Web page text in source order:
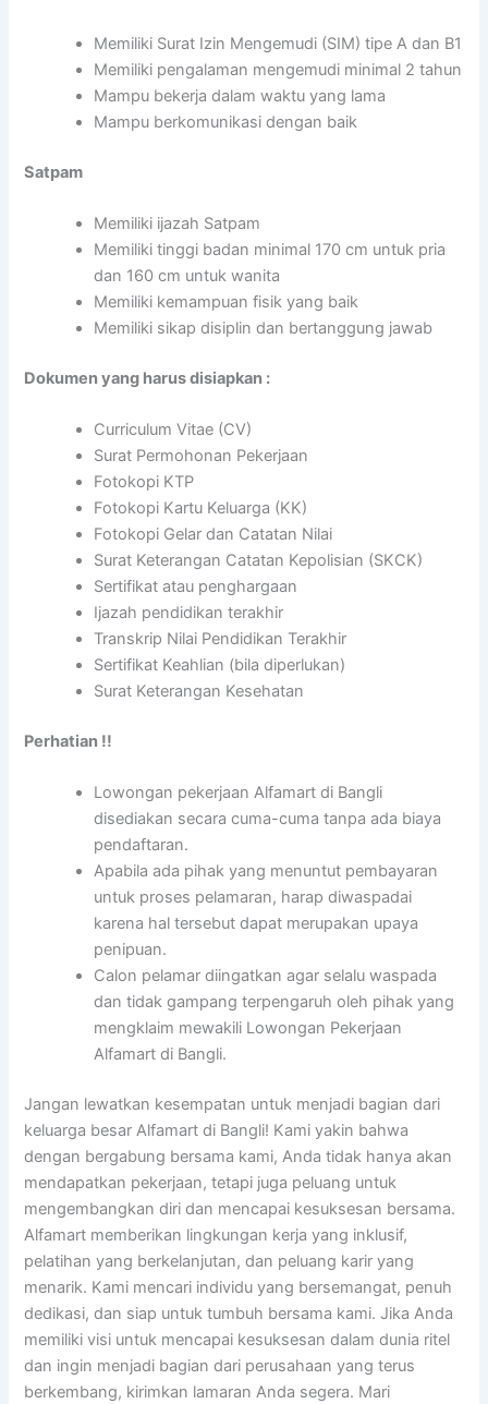
Memiliki Surat Izin Mengemudi (SIM) tipe A dan B1
Memiliki pengalaman mengemudi minimal 2 tahun
Mampu bekerja dalam waktu yang lama
Mampu berkomunikasi dengan baik
Satpam
Memiliki ijazah Satpam
Memiliki tinggi badan minimal 170 cm untuk pria
dan 160 cm untuk wanita
Memiliki kemampuan fisik yang baik
Memiliki sikap disiplin dan bertanggung jawab
Dokumen yang harus disiapkan :
Curriculum Vitae (CV)
Surat Permohonan Pekerjaan
Fotokopi KTP
Fotokopi Kartu Keluarga (KK)
Fotokopi Gelar dan Catatan Nilai
Surat Keterangan Catatan Kepolisian (SKCK)
Sertifikat atau penghargaan
Ijazah pendidikan terakhir
Transkrip Nilai Pendidikan Terakhir
Sertifikat Keahlian (bila diperlukan)
Surat Keterangan Kesehatan
Perhatian !!
Lowongan pekerjaan Alfamart di Bangli
disediakan secara cuma-cuma tanpa ada biaya
pendaftaran.
Apabila ada pihak yang menuntut pembayaran
untuk proses pelamaran, harap diwaspadai
karena hal tersebut dapat merupakan upaya
penipuan.
Calon pelamar diingatkan agar selalu waspada
dan tidak gampang terpengaruh oleh pihak yang
mengklaim mewakili Lowongan Pekerjaan
Alfamart di Bangli.
Jangan lewatkan kesempatan untuk menjadi bagian dari
keluarga besar Alfamart di Bangli! Kami yakin bahwa
dengan bergabung bersama kami, Anda tidak hanya akan
mendapatkan pekerjaan, tetapi juga peluang untuk
mengembangkan diri dan mencapai kesuksesan bersama.
Alfamart memberikan lingkungan kerja yang inklusif,
pelatihan yang berkelanjutan, dan peluang karir yang
menarik. Kami mencari individu yang bersemangat, penuh
dedikasi, dan siap untuk tumbuh bersama kami. Jika Anda
memiliki visi untuk mencapai kesuksesan dalam dunia ritel
dan ingin menjadi bagian dari perusahaan yang terus
berkembang, kirimkan lamaran Anda segera. Mari